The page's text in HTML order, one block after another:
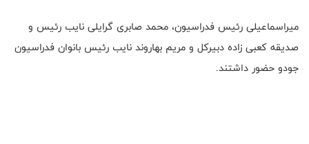
میراسماعیلی رئیس فدراسیون، محمد صابری گرایلی نایب رئیس و
صدیقه کعبی زاده دبیرکل و مریم بهاروند نایب رئیس بانوان فدراسیون
جودو حضور داشتند.